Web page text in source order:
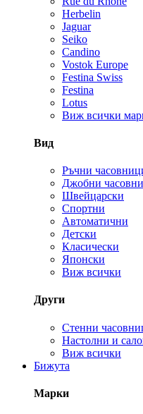
Herbelin
Jaguar
Seiko
Candino
Vostok Europe
Festina Swiss
Festina
Lotus
Виж всички
Вид
Ръчни
Джобни
Швейцарски
Спортни
Автоматични
Детски
Класически
Японски
Виж всички
Други
Стенни
Настолни и
Виж всички
Бижута
Марки